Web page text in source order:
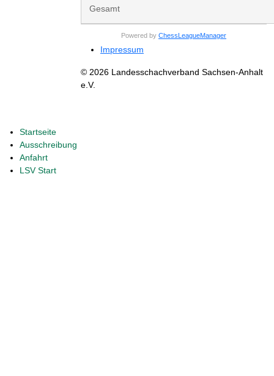
Gesamt
Powered by ChessLeagueManager
Impressum
© 2026 Landesschachverband Sachsen-Anhalt
e.V.
Startseite
Ausschreibung
Anfahrt
LSV Start